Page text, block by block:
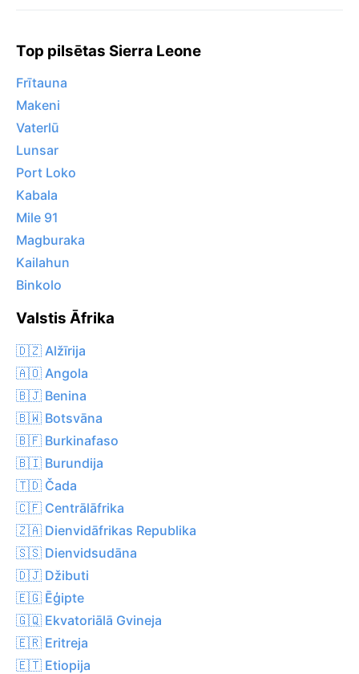
Top pilsētas Sierra Leone
Frītauna
Makeni
Vaterlū
Lunsar
Port Loko
Kabala
Mile 91
Magburaka
Kailahun
Binkolo
Valstis Āfrika
🇩🇿 Alžīrija
🇦🇴 Angola
🇧🇯 Benina
🇧🇼 Botsvāna
🇧🇫 Burkinafaso
🇧🇮 Burundija
🇹🇩 Čada
🇨🇫 Centrālāfrika
🇿🇦 Dienvidāfrikas Republika
🇸🇸 Dienvidsudāna
🇩🇯 Džibuti
🇪🇬 Ēģipte
🇬🇶 Ekvatoriālā Gvineja
🇪🇷 Eritreja
🇪🇹 Etiopija